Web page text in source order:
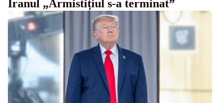
Iranul „Armistițiul s-a terminat”